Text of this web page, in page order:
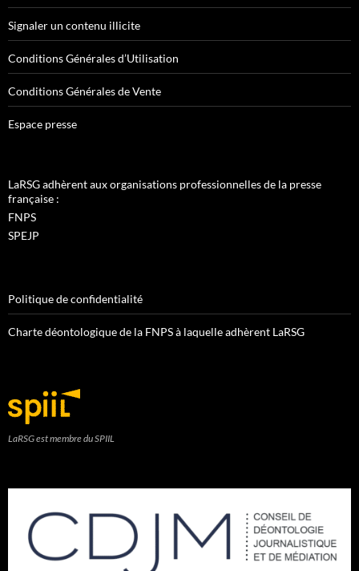
Signaler un contenu illicite
Conditions Générales d’Utilisation
Conditions Générales de Vente
Espace presse
LaRSG adhèrent aux organisations professionnelles de la presse
française :
FNPS
SPEJP
Politique de confidentialité
Charte déontologique de la FNPS à laquelle adhèrent LaRSG
LaRSG est membre du SPIIL